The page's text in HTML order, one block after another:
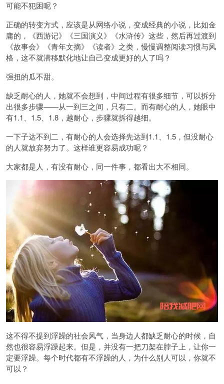
可能不犯困呢？
正确的转变方式，应该是从网络小说，变成经典的小说，比如金
庸的，《西游记》《三国演义》《水浒传》这些，然后再过渡到
《故事会》《青年文摘》《读者》之类，慢慢调整阅读习惯与风
格，这不就潜移默化地让自己变成更好的人了吗？
强扭的瓜不甜。
缺乏耐心的人，她就不会想到，中间过程有很多细节，可以拆分
出很多步骤——从一到三之间，只有二。而有耐心的人，她眼中
有1.1、1.5、1.8，越耐心，步骤就拆得越细。
一下子达不到二，有耐心的人会选择先达到1.1、1.5，但没耐心
的人就放弃努力了。这样谁更容易成功呢？
大家都是人，有没有耐心，同一件事，都看出大不相同。
这不得不提到浮躁的社会风气，当身边人都缺乏耐心的时候，自
然也很容易浮躁起来。但是，并没有一把刀架在脖子上，让你一
定要浮躁。每个时代都有不浮躁的人，为什么别人可以，你就不
可以？